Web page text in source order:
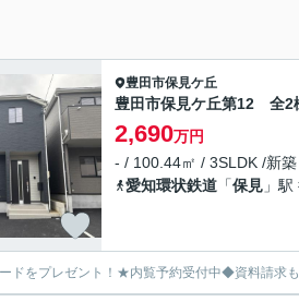
豊田市保見ケ丘
豊田市保見ケ丘第12 全2
2,690万円
- / 100.44㎡ / 3SLDK /新
愛知環状鉄道 「保見 」
ドをプレゼント！★内覧予約受付中◆資料請求